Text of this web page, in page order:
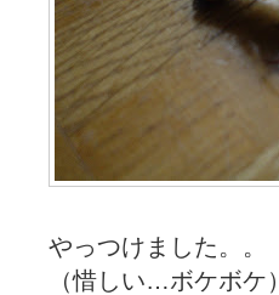
やっつけました。。
（惜しい…ボケボケ）